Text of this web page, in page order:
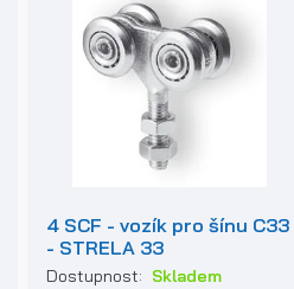
4 SCF - vozík pro šínu C33
- STRELA 33
Dostupnost: Skladem